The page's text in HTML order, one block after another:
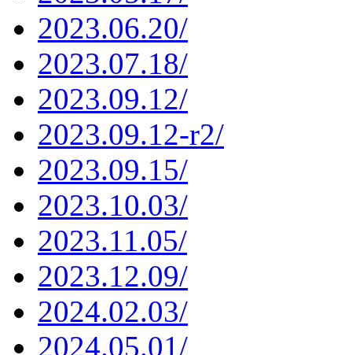
2023.06.20/
2023.07.18/
2023.09.12/
2023.09.12-r2/
2023.09.15/
2023.10.03/
2023.11.05/
2023.12.09/
2024.02.03/
2024.05.01/